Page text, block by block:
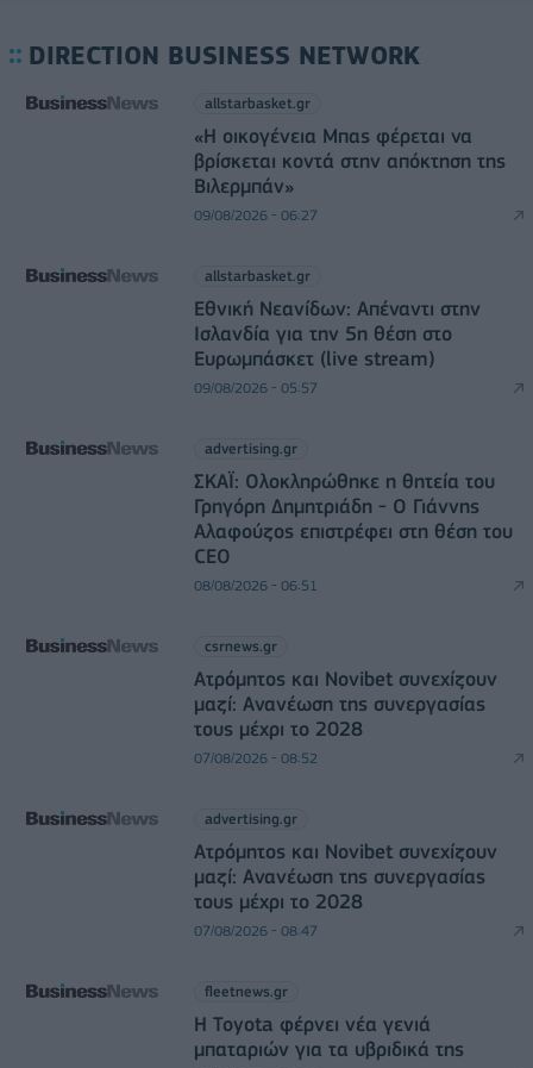
DIRECTION BUSINESS NETWORK
allstarbasket.gr
«Η οικογένεια Μπας φέρεται να
βρίσκεται κοντά στην απόκτηση της
Βιλερμπάν»
09/08/2026 - 06:27
allstarbasket.gr
Εθνική Νεανίδων: Απέναντι στην
Ισλανδία για την 5η θέση στο
Ευρωμπάσκετ (live stream)
09/08/2026 - 05:57
advertising.gr
ΣΚΑΪ: Ολοκληρώθηκε η θητεία του
Γρηγόρη Δημητριάδη - Ο Γιάννης
Αλαφούζος επιστρέφει στη θέση του
CEO
08/08/2026 - 06:51
csrnews.gr
Ατρόμητος και Novibet συνεχίζουν
μαζί: Ανανέωση της συνεργασίας
τους μέχρι το 2028
07/08/2026 - 08:52
advertising.gr
Ατρόμητος και Novibet συνεχίζουν
μαζί: Ανανέωση της συνεργασίας
τους μέχρι το 2028
07/08/2026 - 08:47
fleetnews.gr
Η Toyota φέρνει νέα γενιά
μπαταριών για τα υβριδικά της